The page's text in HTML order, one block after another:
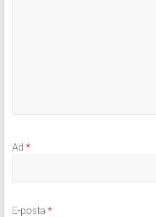
Ad *
E-posta *